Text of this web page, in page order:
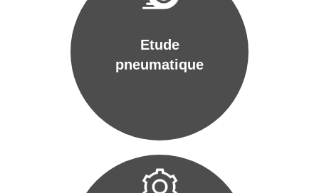
Etude
pneumatique